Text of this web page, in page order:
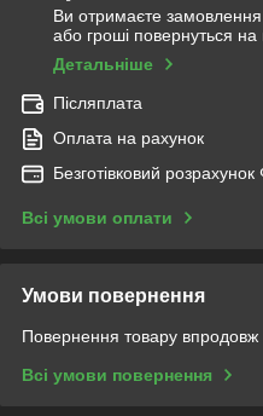
Ви отримаєте замовлення
або гроші повернуться на
Детальніше
Післяплата
Оплата на рахунок
Безготівковий
Всі умови оплати
Умови повернення
Повернення товару впродовж
Всі умови повернення